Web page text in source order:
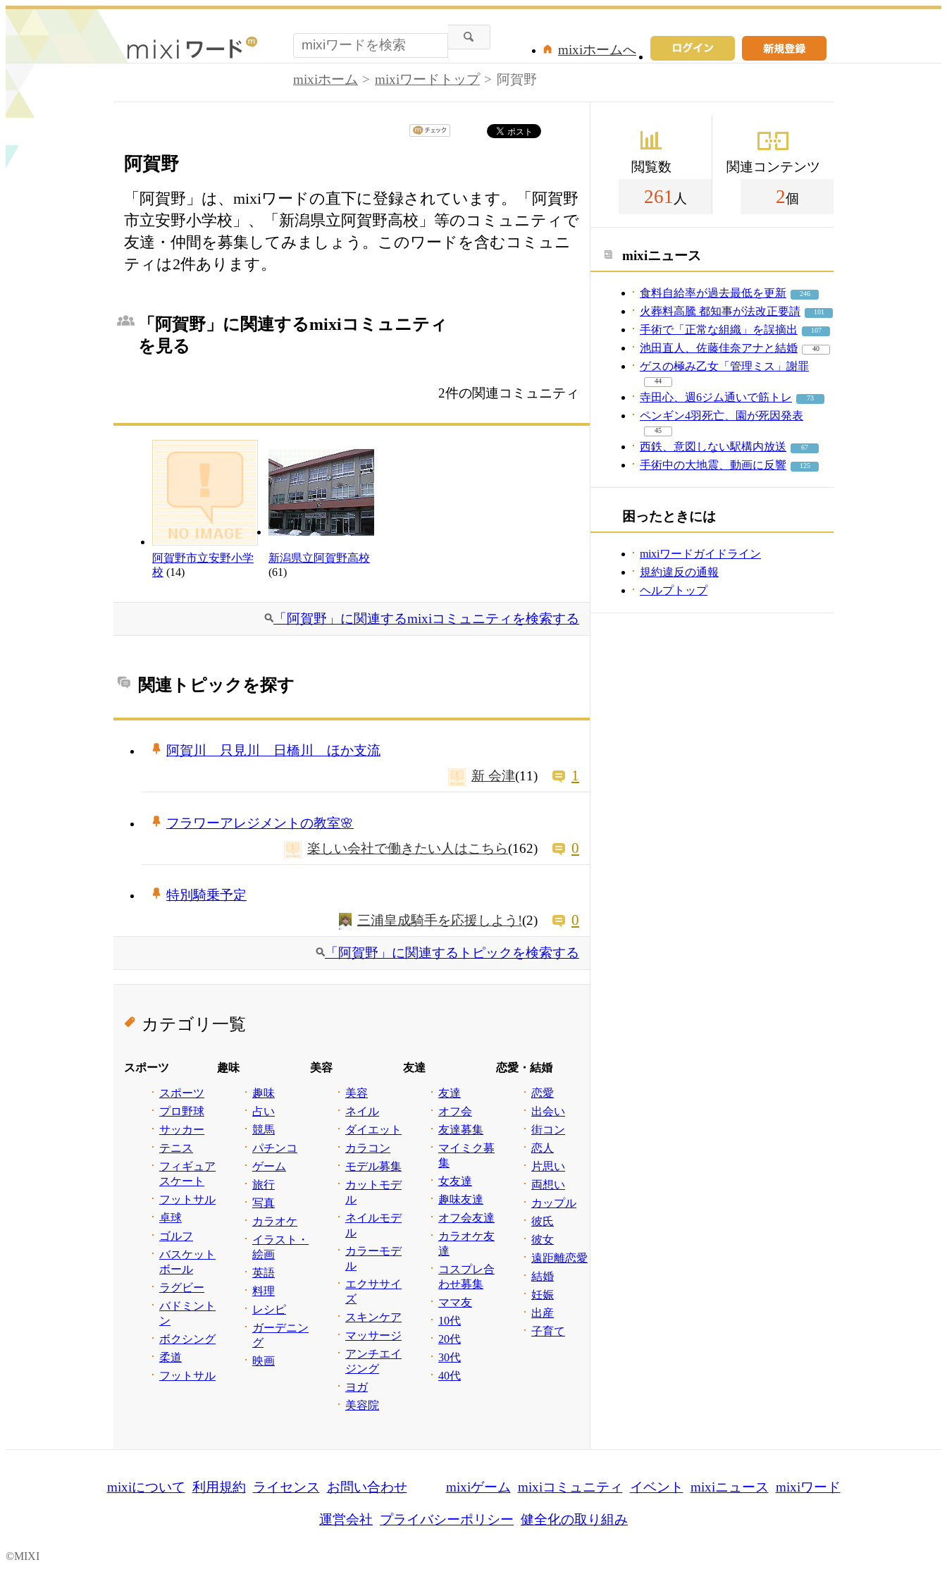
mixiホームへ
mixiホーム
mixiワードトップ 阿賀野
阿賀野
「阿賀野」は、mixiワードの直下に登録されています。「阿賀野
市立安野小学校」、「新潟県立阿賀野高校」等のコミュニティで
友達・仲間を募集してみましょう。このワードを含むコミュニ
ティは2件あります。
「阿賀野」に関連するmixiコミュニティ
を見る
2件の関連コミュニティ
阿賀野市立安野小学
校 (14)
新潟県立阿賀野高校
(61)
「阿賀野」に関連するmixiコミュニティを検索する
関連トピックを探す
阿賀川 只見川 日橋川 ほか支流
新 会津(11) 1
フラワーアレジメントの教室🌸
楽しい会社で働きたい人はこちら(162) 0
特別騎乗予定
三浦皇成騎手を応援しよう!(2) 0
「阿賀野」に関連するトピックを検索する
カテゴリ一覧
スポーツ
スポーツ
プロ野球
サッカー
テニス
フィギュア
スケート
フットサル
卓球
ゴルフ
バスケット
ボール
ラグビー
バドミント
ン
ボクシング
柔道
フットサル
趣味
趣味
占い
競馬
パチンコ
ゲーム
旅行
写真
カラオケ
イラスト・
絵画
英語
料理
レシピ
ガーデニン
グ
映画
美容
美容
ネイル
ダイエット
カラコン
モデル募集
カットモデ
ル
ネイルモデ
ル
カラーモデ
ル
エクササイ
ズ
スキンケア
マッサージ
アンチエイ
ジング
ヨガ
美容院
友達
友達
オフ会
友達募集
マイミク募
集
女友達
趣味友達
オフ会友達
カラオケ友
達
コスプレ合
わせ募集
ママ友
10代
20代
30代
40代
恋愛・結婚
恋愛
出会い
街コン
恋人
片思い
両想い
カップル
彼氏
彼女
遠距離恋愛
結婚
妊娠
出産
子育て
閲覧数
261 人
関連コンテンツ
2個
mixiニュース
食料自給率が過去最低を更新 246
火葬料高騰 都知事が法改正要請 101
手術で「正常な組織」を誤摘出 107
池田直人、佐藤佳奈アナと結婚 40
ゲスの極み乙女「管理ミス」謝罪
44
寺田心、週6ジム通いで筋トレ 73
ペンギン4羽死亡、園が死因発表
45
西鉄、意図しない駅構内放送 67
手術中の大地震、動画に反響 125
困ったときには
mixiワードガイドライン
規約違反の通報
ヘルプトップ
mixiについて 利用規約 ライセンス お問い合わせ mixiゲーム mixiコミュニティ イベント mixiニュース mixiワード
運営会社 プライバシーポリシー 健全化の取り組み
©MIXI